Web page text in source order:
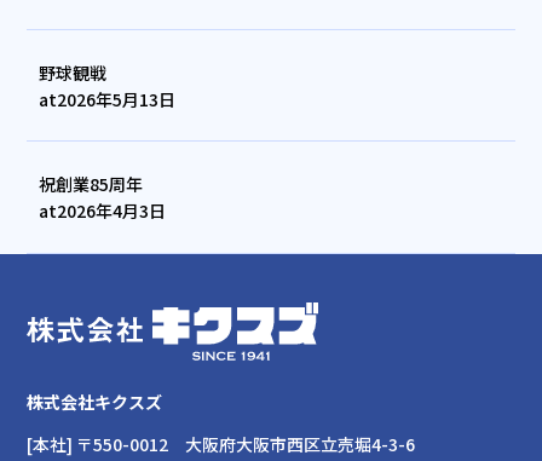
野球観戦
at2026年5月13日
祝創業85周年
at2026年4月3日
株式会社キクスズ
[本社] 〒550-0012大阪府大阪市西区立売堀4-3-6